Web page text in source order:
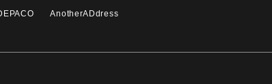
AnotherADdress